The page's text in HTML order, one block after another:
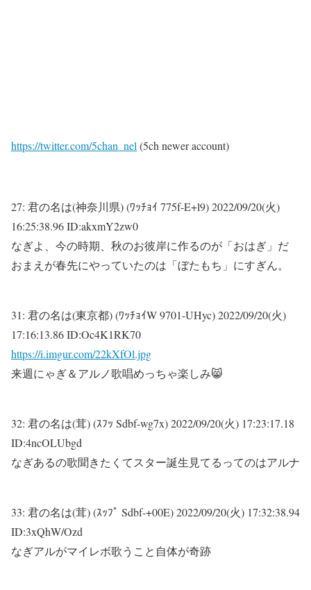
https://twitter.com/5chan_nel (5ch newer account)
27: 君の名は(神奈川県) (ﾜｯﾁｮｲ 775f-E+l9)2022/09/20(火)
16:25:38.96 ID:akxmY2zw0
なぎよ、今の時期、秋のお彼岸に作るのが「おはぎ」だ
おまえが春先にやっていたのは「ぼたもち」にすぎん。
31: 君の名は(東京都) (ﾜｯﾁｮｲW 9701-UHyc)2022/09/20(火)
17:16:13.86 ID:Oc4K1RK70
https://i.imgur.com/22kXfOl.jpg
来週にゃぎ＆アルノ歌唱めっちゃ楽しみ😸
32: 君の名は(茸) (ｽﾌｯ Sdbf-wg7x)2022/09/20(火) 17:23:17.18
ID:4ncOLUbgd
なぎあるの歌聞きたくてスター誕生見てるってのはアルナ
33: 君の名は(茸) (ｽｯﾌﾟ Sdbf-+00E)2022/09/20(火) 17:32:38.94
ID:3xQhW/Ozd
なぎアルがマイレボ歌うこと自体が奇跡